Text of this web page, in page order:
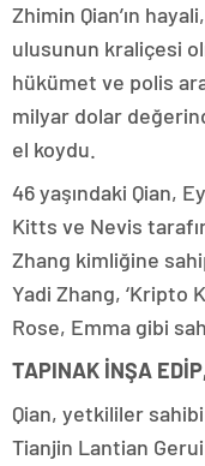
Zhimin Qian’ın
ulusunun kraliçesi
hükümet ve polis
milyar dolar
el koydu.
46 yaşındaki Qian,
Kitts ve Nevis
Zhang kimliğine
Yadi Zhang, ‘Kripto
Rose, Emma gibi
TAPINAK İNŞA
Qian, yetkililer
Tianjin Lantian